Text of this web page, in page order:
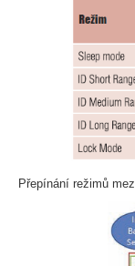
Přepínání režimů